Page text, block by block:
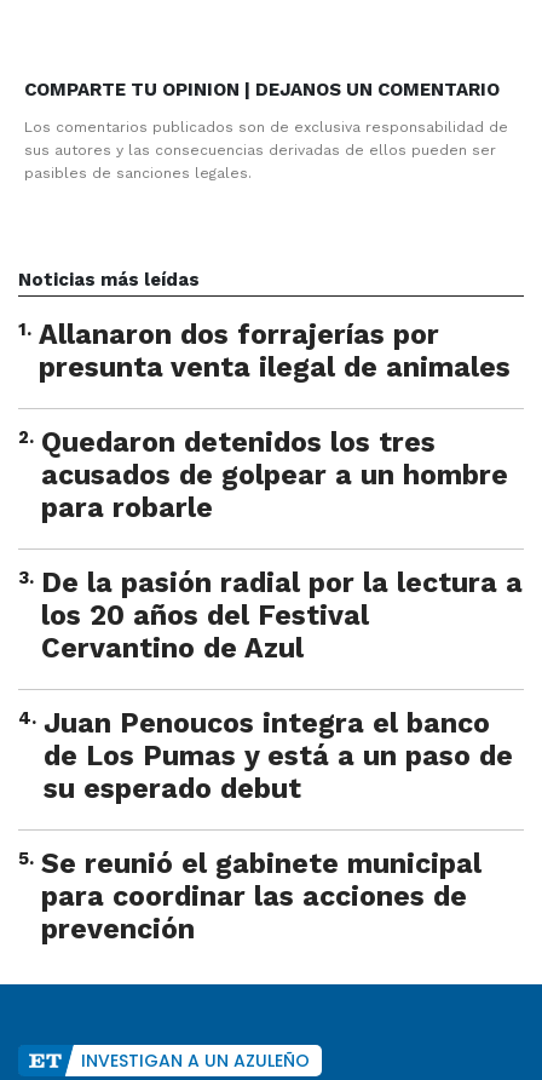
COMPARTE TU OPINION | DEJANOS UN COMENTARIO
Los comentarios publicados son de exclusiva responsabilidad de
sus autores y las consecuencias derivadas de ellos pueden ser
pasibles de sanciones legales.
Noticias más leídas
1. Allanaron dos forrajerías por
presunta venta ilegal de animales
2. Quedaron detenidos los tres
acusados de golpear a un hombre
para robarle
3. De la pasión radial por la lectura a
los 20 años del Festival
Cervantino de Azul
4. Juan Penoucos integra el banco
de Los Pumas y está a un paso de
su esperado debut
5. Se reunió el gabinete municipal
para coordinar las acciones de
prevención
INVESTIGAN A UN AZULEÑO